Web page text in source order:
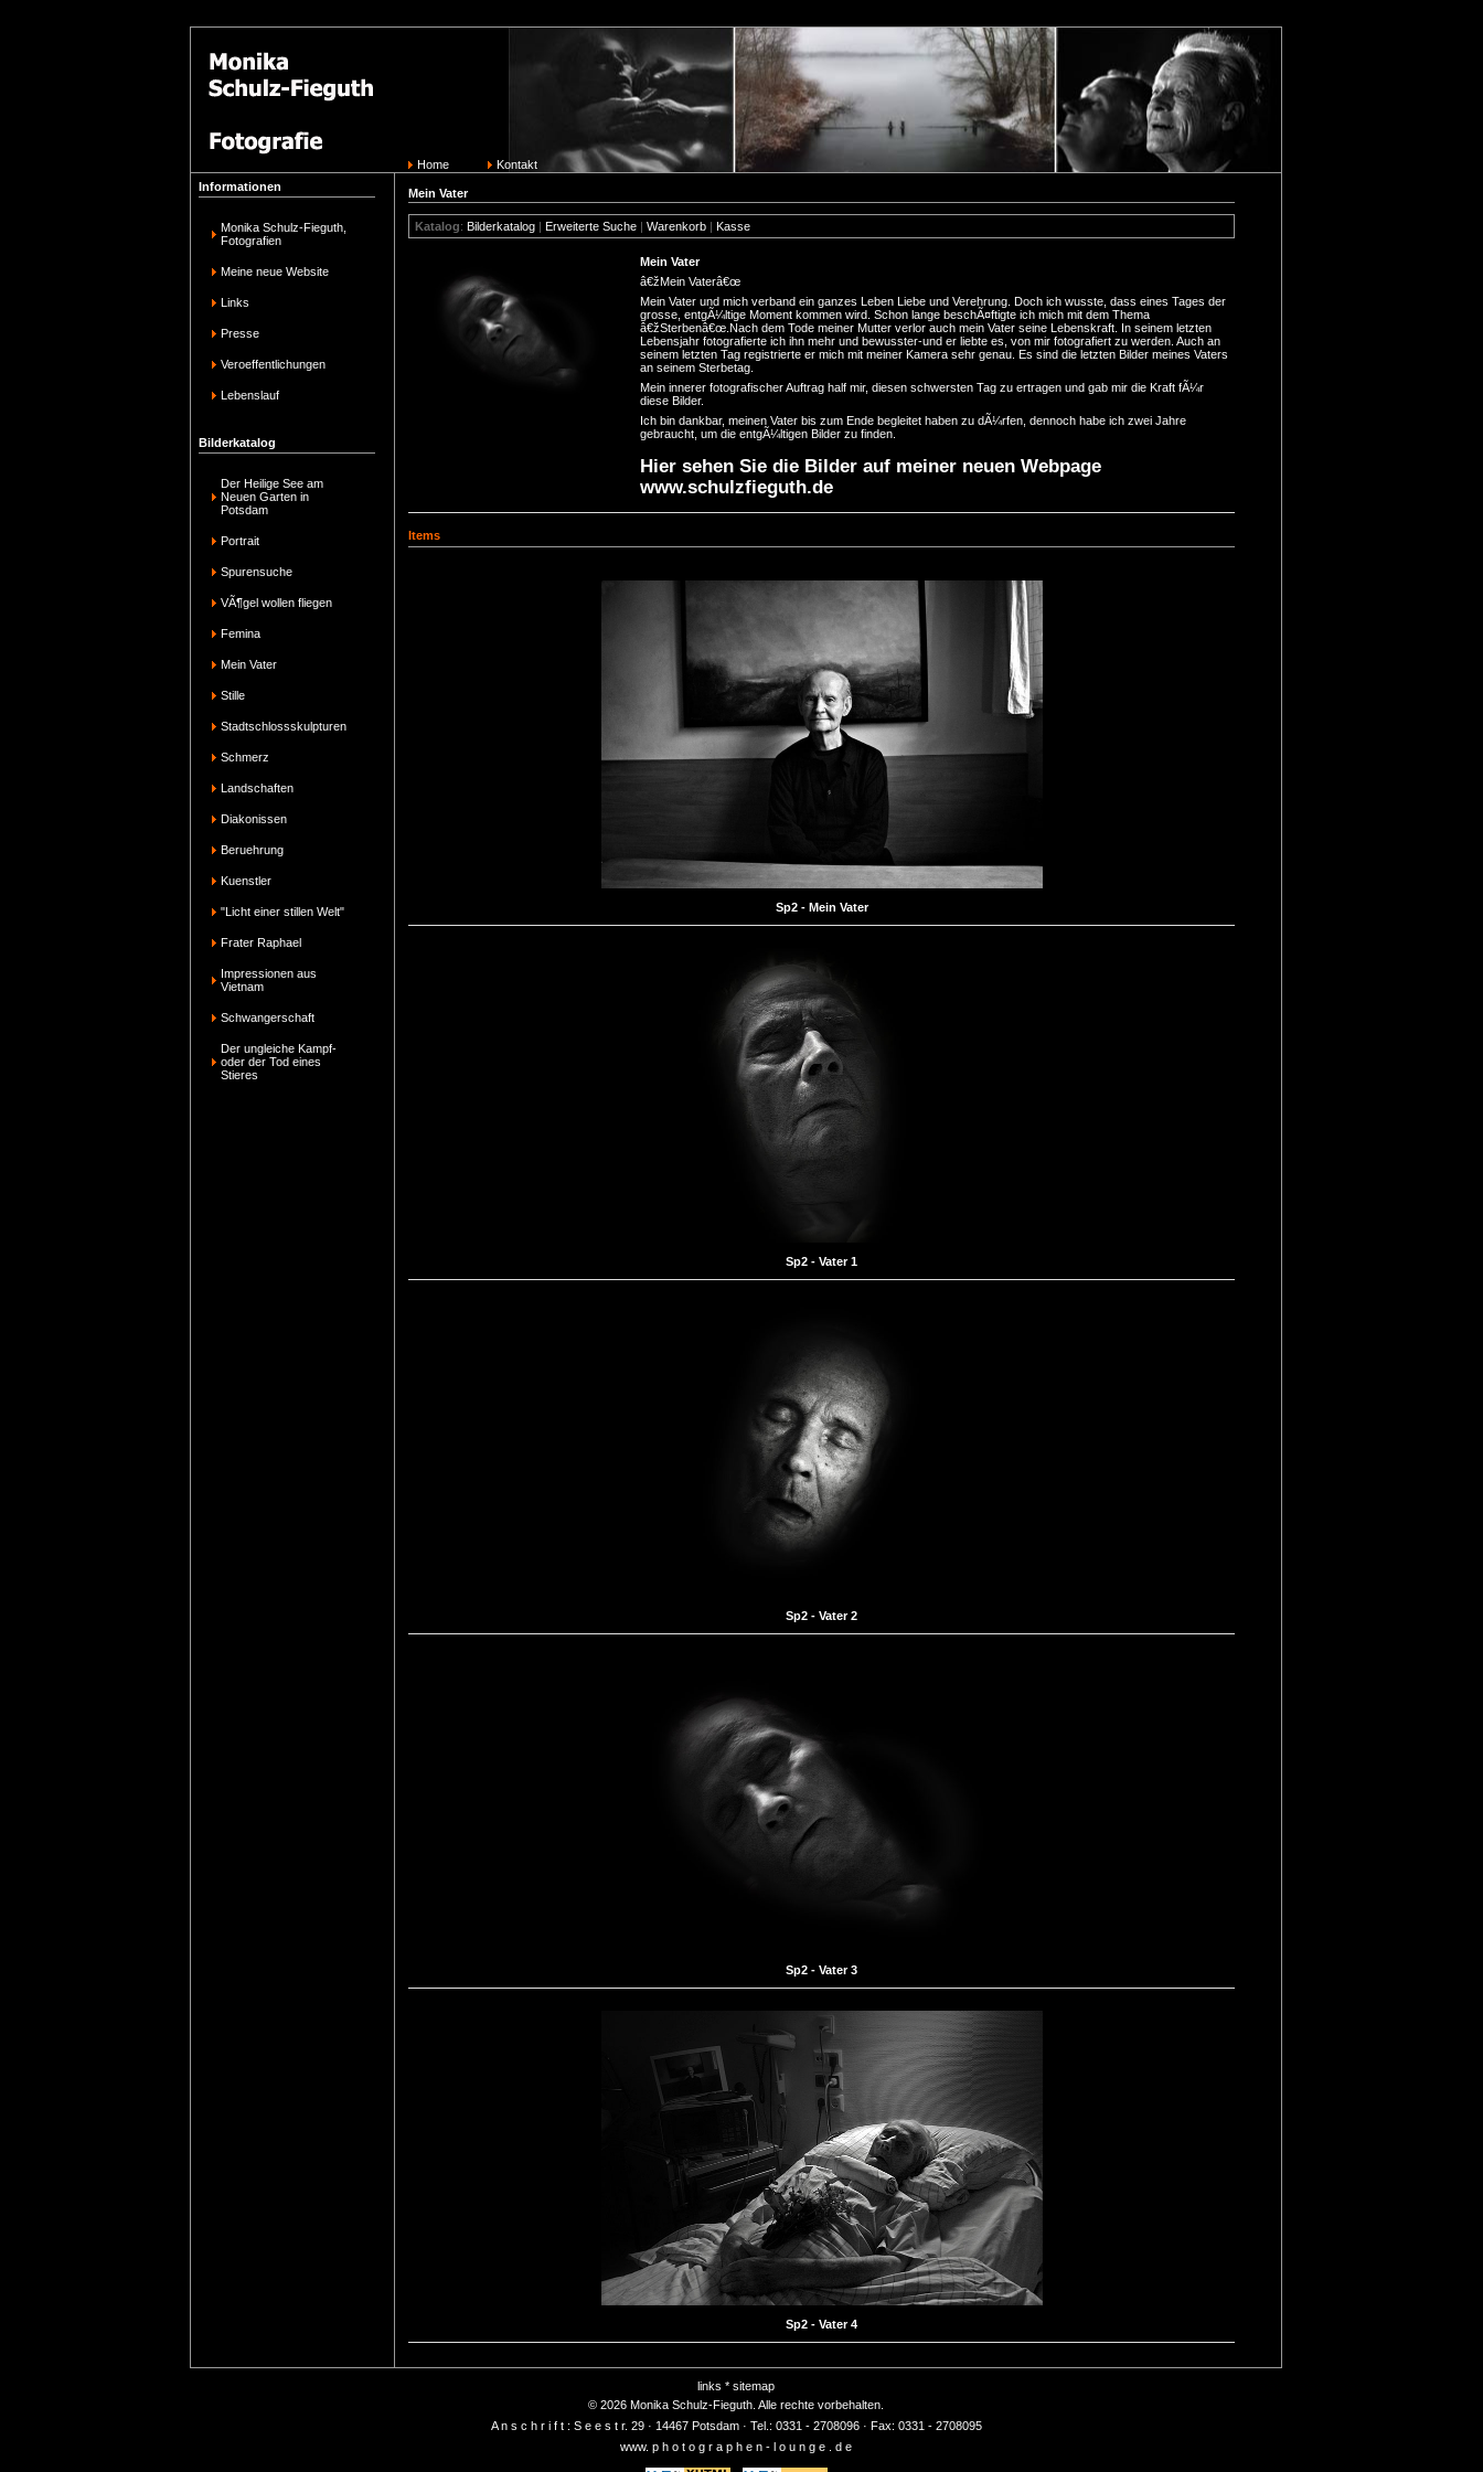
Home
Kontakt
Informationen
Monika Schulz-Fieguth,
Fotografien
Meine neue Website
Links
Presse
Veroeffentlichungen
Lebenslauf
Bilderkatalog
Der Heilige See am
Neuen Garten in
Potsdam
Portrait
Spurensuche
VÃ¶gel wollen fliegen
Femina
Mein Vater
Stille
Stadtschlossskulpturen
Schmerz
Landschaften
Diakonissen
Beruehrung
Kuenstler
"Licht einer stillen Welt"
Frater Raphael
Impressionen aus
Vietnam
Schwangerschaft
Der ungleiche Kampf-
oder der Tod eines
Stieres
Mein Vater
Katalog: Bilderkatalog | Erweiterte Suche | Warenkorb | Kasse
Mein Vater
â€žMein Vaterâ€œ
Mein Vater und mich verband ein ganzes Leben Liebe und Verehrung. Doch ich wusste, dass eines Tages der
grosse, entgÃ¼ltige Moment kommen wird. Schon lange beschÃ¤ftigte ich mich mit dem Thema
â€žSterbenâ€œ.Nach dem Tode meiner Mutter verlor auch mein Vater seine Lebenskraft. In seinem letzten
Lebensjahr fotografierte ich ihn mehr und bewusster-und er liebte es, von mir fotografiert zu werden. Auch an
seinem letzten Tag registrierte er mich mit meiner Kamera sehr genau. Es sind die letzten Bilder meines Vaters
an seinem Sterbetag.
Mein innerer fotografischer Auftrag half mir, diesen schwersten Tag zu ertragen und gab mir die Kraft fÃ¼r
diese Bilder.
Ich bin dankbar, meinen Vater bis zum Ende begleitet haben zu dÃ¼rfen, dennoch habe ich zwei Jahre
gebraucht, um die entgÃ¼ltigen Bilder zu finden.
Hier sehen Sie die Bilder auf meiner neuen Webpage
www.schulzfieguth.de
Items
Sp2 - Mein Vater
Sp2 - Vater 1
Sp2 - Vater 2
Sp2 - Vater 3
Sp2 - Vater 4
links * sitemap
© 2026 Monika Schulz-Fieguth. Alle rechte vorbehalten.
A n s c h r i f t : S e e s t r. 29 · 14467 Potsdam · Tel.: 0331 - 2708096 · Fax: 0331 - 2708095
www. p h o t o g r a p h e n - l o u n g e . d e